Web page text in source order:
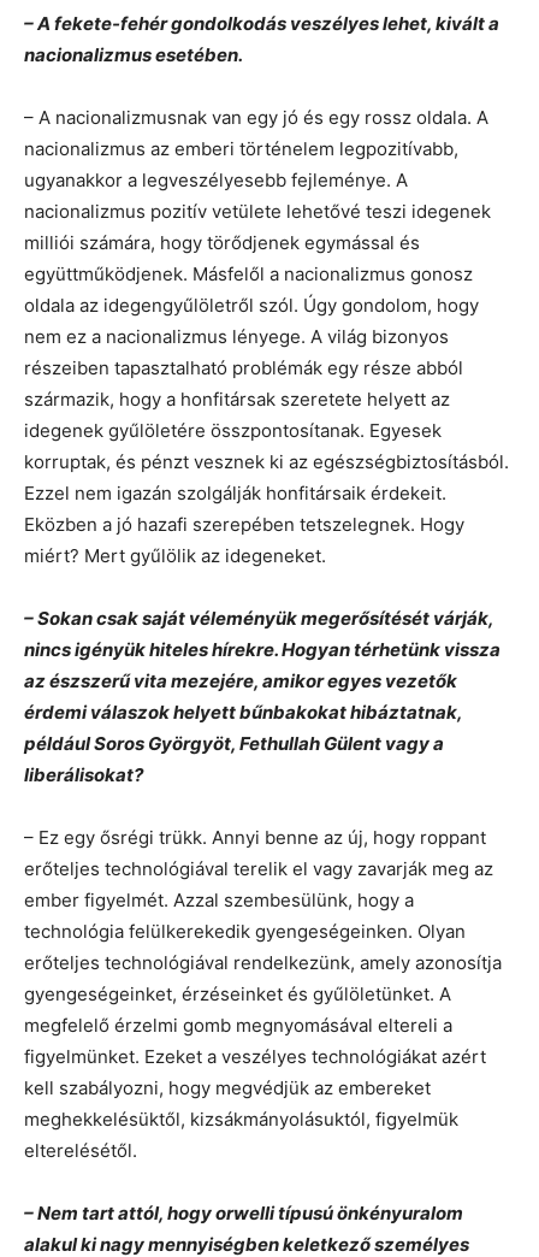
– A fekete-fehér gondolkodás veszélyes lehet, kivált a
nacionalizmus esetében.
– A nacionalizmusnak van egy jó és egy rossz oldala. A
nacionalizmus az emberi történelem legpozitívabb,
ugyanakkor a legveszélyesebb fejleménye. A
nacionalizmus pozitív vetülete lehetővé teszi idegenek
milliói számára, hogy törődjenek egymással és
együttműködjenek. Másfelől a nacionalizmus gonosz
oldala az idegengyűlöletről szól. Úgy gondolom, hogy
nem ez a nacionalizmus lényege. A világ bizonyos
részeiben tapasztalható problémák egy része abból
származik, hogy a honfitársak szeretete helyett az
idegenek gyűlöletére összpontosítanak. Egyesek
korruptak, és pénzt vesznek ki az egészségbiztosításból.
Ezzel nem igazán szolgálják honfitársaik érdekeit.
Eközben a jó hazafi szerepében tetszelegnek. Hogy
miért? Mert gyűlölik az idegeneket.
– Sokan csak saját véleményük megerősítését várják,
nincs igényük hiteles hírekre. Hogyan térhetünk vissza
az észszerű vita mezejére, amikor egyes vezetők
érdemi válaszok helyett bűnbakokat hibáztatnak,
például Soros Györgyöt, Fethullah Gülent vagy a
liberálisokat?
– Ez egy ősrégi trükk. Annyi benne az új, hogy roppant
erőteljes technológiával terelik el vagy zavarják meg az
ember figyelmét. Azzal szembesülünk, hogy a
technológia felülkerekedik gyengeségeinken. Olyan
erőteljes technológiával rendelkezünk, amely azonosítja
gyengeségeinket, érzéseinket és gyűlöletünket. A
megfelelő érzelmi gomb megnyomásával eltereli a
figyelmünket. Ezeket a veszélyes technológiákat azért
kell szabályozni, hogy megvédjük az embereket
meghekkelésüktől, kizsákmányolásuktól, figyelmük
elterelésétől.
– Nem tart attól, hogy orwelli típusú önkényuralom
alakul ki nagy mennyiségben keletkező személyes